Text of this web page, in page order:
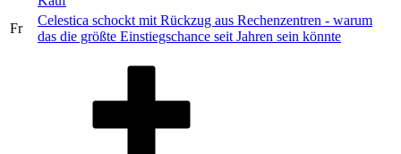
Fr
Celestica schockt mit Rückzug aus Rechenzentren - warum
das die größte Einstiegschance seit Jahren sein könnte